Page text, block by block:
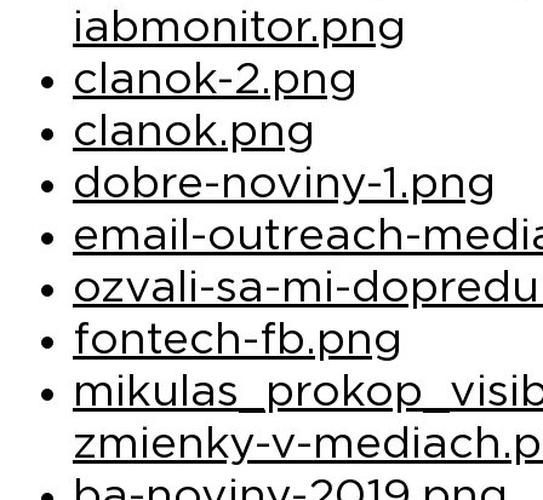
iabmonitor.png
clanok-2.png
clanok.png
dobre-noviny-1.png
email-outreach-
ozvali-sa-mi-
fontech-fb.png
zmienky-v-